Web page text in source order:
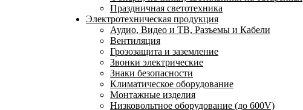
Праздничная светотехника
Электротехническая продукция
Аудио, Видео и ТВ, Разъемы и Кабели
Вентиляция
Грозозащита и заземление
Звонки электрические
Знаки безопасности
Климатическое оборудование
Монтажные изделия
Низковольтное оборудование (до 600V)